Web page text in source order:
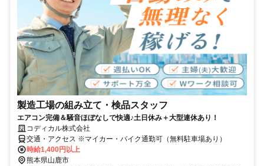
製造工場の組み立て・検品スタッフ
エアコン完備＆騒音ほぼなしで快適♪土日休み＋大型連休あり！
コディカル株式会社
交通・アクセス ※マイカー・バイク通勤可（無料駐車場あり）
時給1,400円以上
熊本県山鹿市